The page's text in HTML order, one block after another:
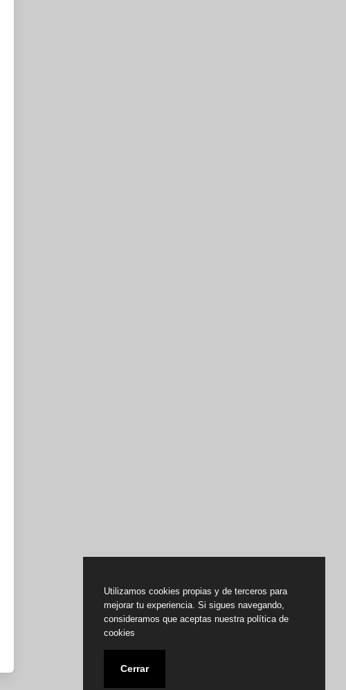
Utilizamos cookies propias y de terceros para
mejorar tu experiencia. Si sigues navegando,
consideramos que aceptas nuestra política de
cookies
Cerrar